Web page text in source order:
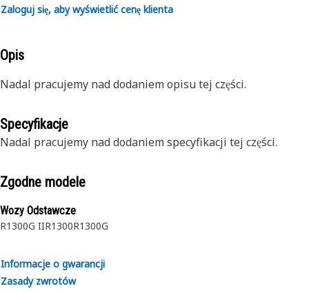
Zaloguj się, aby wyświetlić cenę klienta
Opis
Nadal pracujemy nad dodaniem opisu tej części.
Specyfikacje
Nadal pracujemy nad dodaniem specyfikacji tej części.
Zgodne modele
Wozy Odstawcze
R1300G IIR1300R1300G
Informacje o gwarancji
Zasady zwrotów